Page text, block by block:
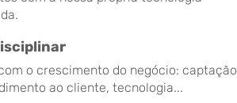
o crescimento do negócio: captação
ao cliente, tecnologia...